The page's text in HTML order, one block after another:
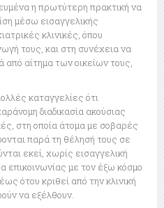
η πρωτύτερη πρακτική να
μέσω εισαγγελικής
κλινικές, όπου
τους, και στη συνέχεια να
αίτημα των οικείων τους,
καταγγελίες ότι
διαδικασία ακούσιας
στη οποία άτομα με σοβαρές
παρά τη θέλησή τους σε
εκεί, χωρίς εισαγγελική
επικοινωνίας με τον έξω κόσμο
ότου κριθεί από την κλινική
να εξέλθουν.